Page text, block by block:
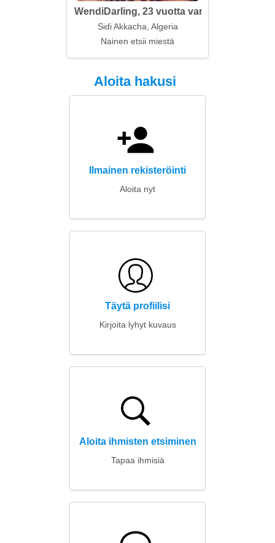
WendiDarling, 23 vuotta vanha
Sidi Akkacha, Algeria
Nainen etsii miestä
Aloita hakusi
Ilmainen rekisteröinti
Aloita nyt
Täytä profiilisi
Kirjoita lyhyt kuvaus
Aloita ihmisten etsiminen
Tapaa ihmisiä